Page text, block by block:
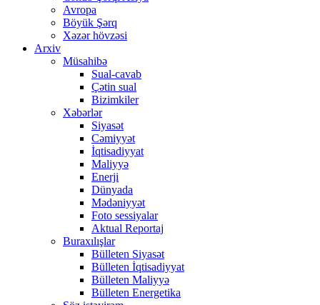
Avropa
Böyük Şərq
Xəzər hövzəsi
Arxiv
Müsahibə
Sual-cavab
Çətin sual
Bizimkiler
Xəbərlər
Siyasət
Cəmiyyət
İqtisadiyyat
Maliyyə
Enerji
Dünyada
Mədəniyyət
Foto sessiyalar
Aktual Reportaj
Buraxılışlar
Bülleten Siyasət
Bülleten İqtisadiyyat
Bülleten Maliyyə
Bülleten Energetika